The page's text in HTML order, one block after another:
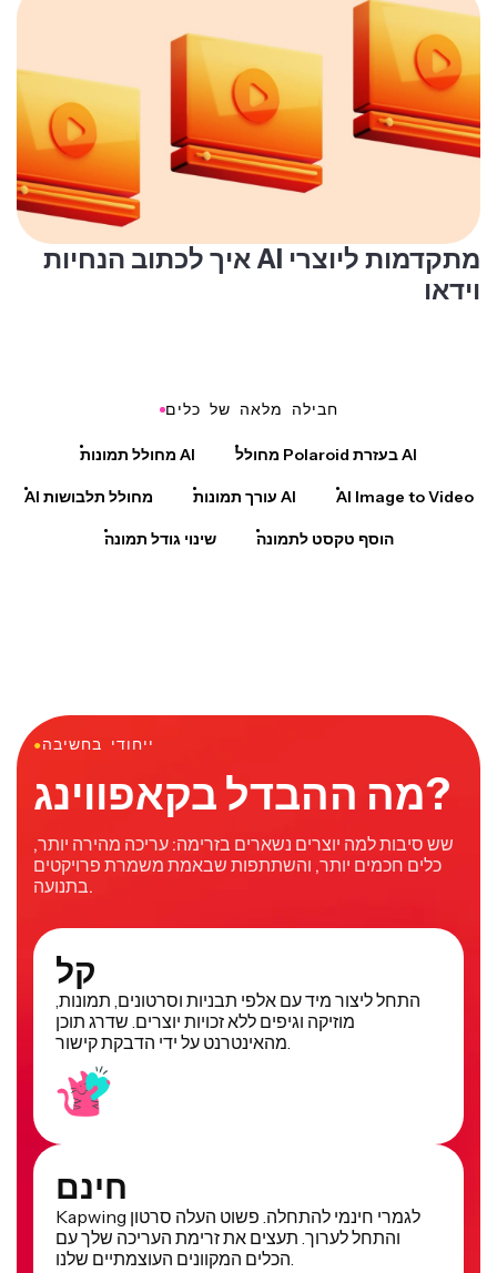
איך לכתוב הנחיות AI מתקדמות ליוצרי
וידאו
חבילה מלאה של כלים
מחולל תמונות AI מחולל Polaroid בעזרת AI
AI מחולל תלבושות עורך תמונות AI AI Image to Video
שינוי גודל תמונה הוסף טקסט לתמונה
●ייחודי בחשיבה
מה ההבדל בקאפווינג?
שש סיבות למה יוצרים נשארים בזרימה: עריכה מהירה יותר,
כלים חכמים יותר, והשתתפות שבאמת משמרת פרויקטים
בתנועה.
קל
התחל ליצור מיד עם אלפי תבניות וסרטונים, תמונות,
מוזיקה וגיפים ללא זכויות יוצרים. שדרג תוכן
חינם
Kapwing לגמרי חינמי להתחלה. פשוט העלה סרטון
והתחל לערוך. תעצים את זרימת העריכה שלך עם